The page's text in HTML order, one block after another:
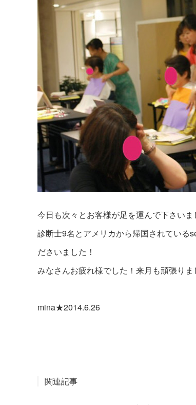
今日も次々とお客様が足を運んで下さいま
診断士9名とアメリカから帰国されている
ださいました！
みなさんお疲れ様でした！来月も頑張りま
mina★2014.6.26
関連記事